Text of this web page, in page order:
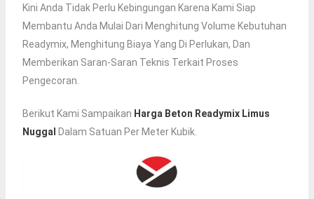
Kini Anda Tidak Perlu Kebingungan Karena Kami Siap
Membantu Anda Mulai Dari Menghitung Volume Kebutuhan
Readymix, Menghitung Biaya Yang Di Perlukan, Dan
Memberikan Saran-Saran Teknis Terkait Proses
Pengecoran.
Berikut Kami Sampaikan Harga Beton Readymix Limus
Nuggal
Dalam Satuan Per Meter Kubik.